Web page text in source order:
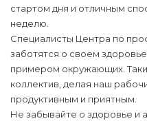
стартом дня и отличным
неделю.
Специалисты Центра по
заботятся о своем
примером окружающих.
коллектив, делая наш
продуктивным и приятным.
Не забывайте о здоровье и